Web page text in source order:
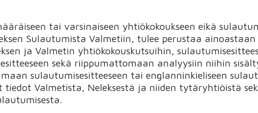
tai varsinaiseen yhtiökokoukseen eikä
Sulautumista Valmetiin, tulee perustaa
ja Valmetin yhtiökokouskutsuihin,
sekä riippumattomaan analyysiin niihin
sulautumisesitteeseen tai englanninkieliseen
Valmetista, Neleksestä ja niiden tytäryhtiöistä